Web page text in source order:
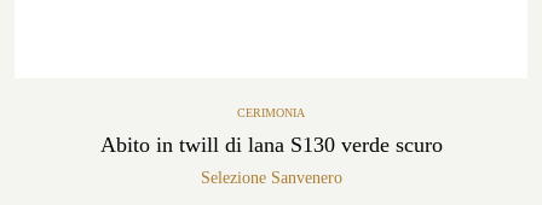
CERIMONIA
Abito in twill di lana S130 verde scuro
Selezione Sanvenero